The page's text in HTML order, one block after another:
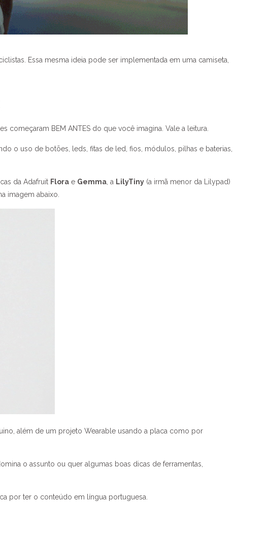
Essa mesma ideia pode ser implementada em uma camiseta,
BEM ANTES do que você imagina. Vale a leitura.
o uso de botões, leds, fitas de led, fios, módulos, pilhas e baterias,
da Adafruit Flora e Gemma , a LilyTiny (a irmã menor da Lilypad)
imagem abaixo.
além de um projeto Wearable usando a placa como por
o assunto ou quer algumas boas dicas de ferramentas,
por ter o conteúdo em língua portuguesa.